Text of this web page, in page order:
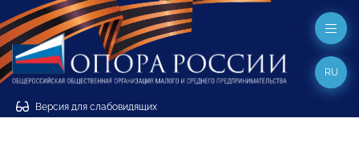
Версия для слабовидящих
RU